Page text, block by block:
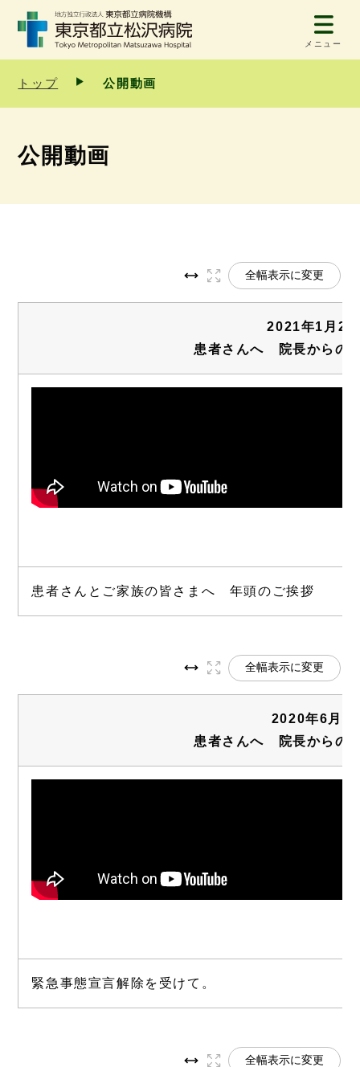
メニュー
トップ 公開動画
公開動画
全幅表示に変更
2021年1月29
患者さんへ 院長からの
患者さんとご家族の皆さまへ 年頭のご挨拶
全幅表示に変更
2020年6月1
患者さんへ 院長からの
緊急事態宣言解除を受けて。
全幅表示に変更